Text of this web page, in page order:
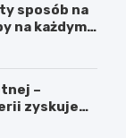
sposób na
na każdym
–
zyskuje